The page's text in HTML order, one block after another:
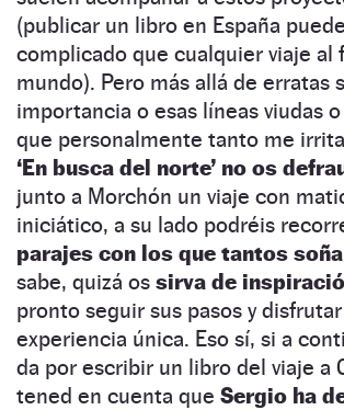
(publicar un libro en España
complicado que cualquier viaje al
mundo). Pero más allá de erratas
importancia o esas líneas viudas
que personalmente tanto me
‘En busca del norte’ no os
junto a Morchón un viaje con
iniciático, a su lado podréis
parajes con los que tantos
sabe, quizá os sirva de
pronto seguir sus pasos y
experiencia única. Eso sí, si a
da por escribir un libro del viaje a
tened en cuenta que Sergio ha